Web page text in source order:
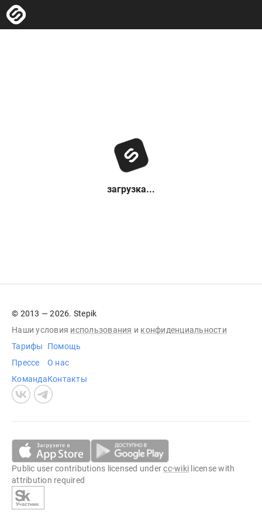
загрузка...
© 2013 — 2026. Stepik
Наши условия использования и конфиденциальности
Тарифы
Прессе
Команда
Помощь
О нас
Контакты
Public user contributions licensed undercc-wiki license with
attribution required